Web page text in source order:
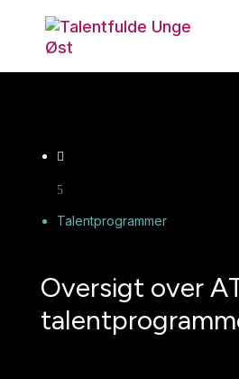

5
Talentprogrammer
Oversigt over